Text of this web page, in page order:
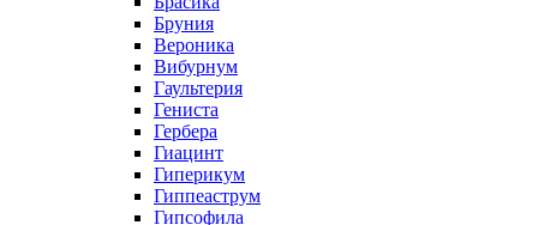
Бруния
Вероника
Вибурнум
Гаультерия
Гениста
Гербера
Гиацинт
Гиперикум
Гиппеаструм
Гипсофила